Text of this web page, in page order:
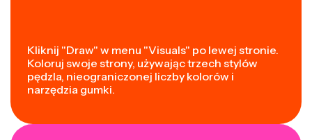
Kliknij "Draw" w menu "Visuals" po lewej stronie.
Koloruj swoje strony, używając trzech stylów
pędzla, nieograniczonej liczby kolorów i
narzędzia gumki.